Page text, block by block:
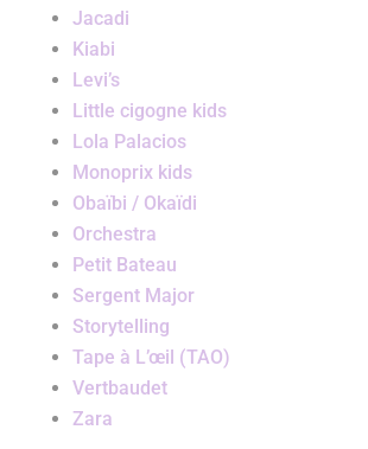
Jacadi
Kiabi
Levi’s
Little cigogne kids
Lola Palacios
Monoprix kids
Obaïbi / Okaïdi
Orchestra
Petit Bateau
Sergent Major
Storytelling
Tape à L’œil (TAO)
Vertbaudet
Zara